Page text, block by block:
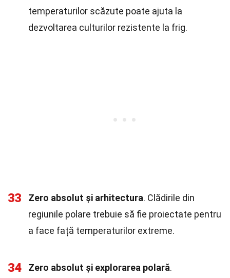
temperaturilor scăzute poate ajuta la
dezvoltarea culturilor rezistente la frig.
33 Zero absolut și arhitectura. Clădirile din
regiunile polare trebuie să fie proiectate pentru
a face față temperaturilor extreme.
34 Zero absolut și explorarea polară.